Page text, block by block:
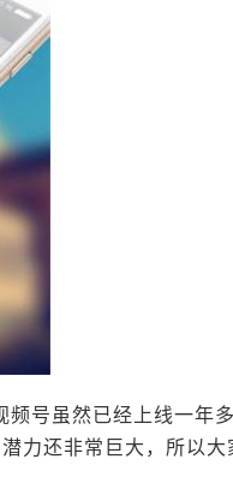
频号虽然已经上线一年
力还非常巨大，所以大